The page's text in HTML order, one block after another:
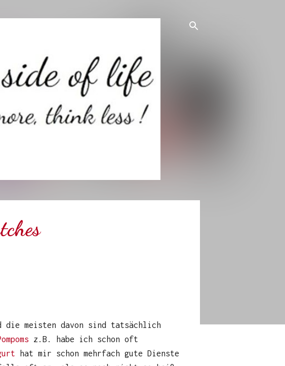
die meisten davon sind tatsächlich
z.B. habe ich schon oft
hat mir schon mehrfach gute Dienste